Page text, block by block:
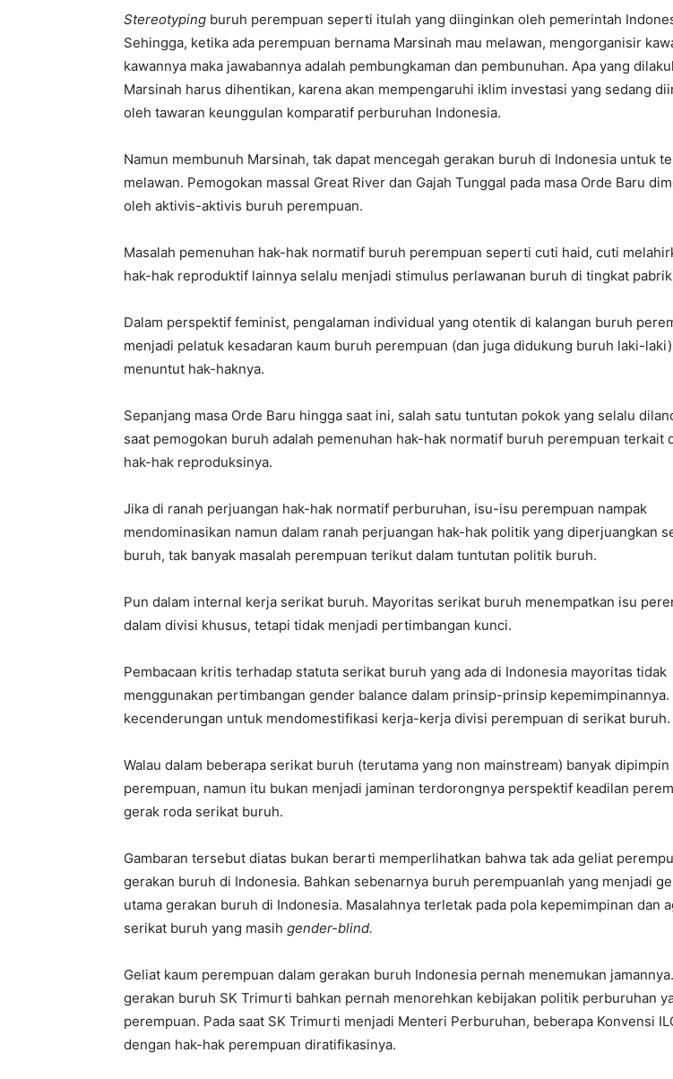
Stereotyping buruh perempuan seperti itulah yang diinginkan oleh pemerintah
Sehingga, ketika ada perempuan bernama Marsinah mau melawan, mengorganisir
kawannya maka jawabannya adalah pembungkaman dan pembunuhan. Apa yang
Marsinah harus dihentikan, karena akan mempengaruhi iklim investasi yang sedang
oleh tawaran keunggulan komparatif perburuhan Indonesia.
Namun membunuh Marsinah, tak dapat mencegah gerakan buruh di Indonesia untuk
melawan. Pemogokan massal Great River dan Gajah Tunggal pada masa Orde Baru
oleh aktivis-aktivis buruh perempuan.
Masalah pemenuhan hak-hak normatif buruh perempuan seperti cuti haid, cuti
hak-hak reproduktif lainnya selalu menjadi stimulus perlawanan buruh di tingkat
Dalam perspektif feminist, pengalaman individual yang otentik di kalangan buruh
menjadi pelatuk kesadaran kaum buruh perempuan (dan juga didukung buruh laki-
menuntut hak-haknya.
Sepanjang masa Orde Baru hingga saat ini, salah satu tuntutan pokok yang selalu
saat pemogokan buruh adalah pemenuhan hak-hak normatif buruh perempuan terkait
hak-hak reproduksinya.
Jika di ranah perjuangan hak-hak normatif perburuhan, isu-isu perempuan nampak
mendominasikan namun dalam ranah perjuangan hak-hak politik yang diperjuangkan
buruh, tak banyak masalah perempuan terikut dalam tuntutan politik buruh.
Pun dalam internal kerja serikat buruh. Mayoritas serikat buruh menempatkan isu
dalam divisi khusus, tetapi tidak menjadi pertimbangan kunci.
Pembacaan kritis terhadap statuta serikat buruh yang ada di Indonesia mayoritas tidak
menggunakan pertimbangan gender balance dalam prinsip-prinsip kepemimpinannya.
kecenderungan untuk mendomestifikasi kerja-kerja divisi perempuan di serikat buruh.
Walau dalam beberapa serikat buruh (terutama yang non mainstream) banyak dipimpin
perempuan, namun itu bukan menjadi jaminan terdorongnya perspektif keadilan
gerak roda serikat buruh.
Gambaran tersebut diatas bukan berarti memperlihatkan bahwa tak ada geliat
gerakan buruh di Indonesia. Bahkan sebenarnya buruh perempuanlah yang menjadi
utama gerakan buruh di Indonesia. Masalahnya terletak pada pola kepemimpinan dan
serikat buruh yang masih gender-blind.
Geliat kaum perempuan dalam gerakan buruh Indonesia pernah menemukan
gerakan buruh SK Trimurti bahkan pernah menorehkan kebijakan politik perburuhan
perempuan. Pada saat SK Trimurti menjadi Menteri Perburuhan, beberapa Konvensi
dengan hak-hak perempuan diratifikasinya.